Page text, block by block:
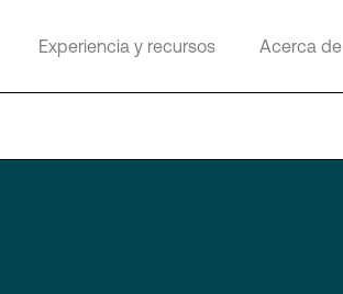
Experiencia y recursos Acerca de